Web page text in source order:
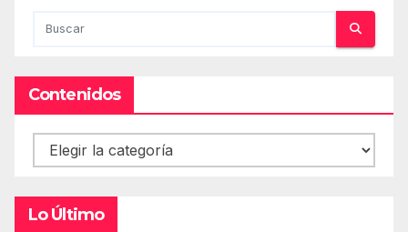
Contenidos
Contenidos
Lo Último